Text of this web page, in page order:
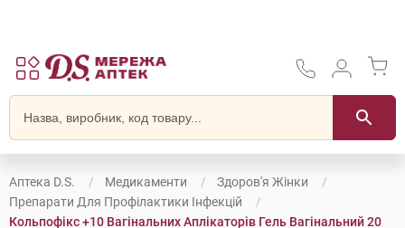
Аптека D.S. Медикаменти
Здоров'я Жінки
Препарати Для Профілактики Інфекцій
Кольпофікс +10 Вагінальних Аплікаторів Гель Вагінальний 20